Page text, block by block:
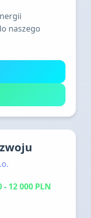
naszego
- 12 000 PLN